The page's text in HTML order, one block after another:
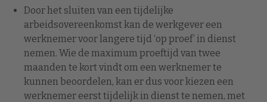
Door het sluiten van een tijdelijke
arbeidsovereenkomst kan de werkgever een
werknemer voor langere tijd ‘op proef’ in dienst
nemen. Wie de maximum proeftijd van twee
maanden te kort vindt om een werknemer te
kunnen beoordelen, kan er dus voor kiezen een
werknemer eerst tijdelijk in dienst te nemen, met